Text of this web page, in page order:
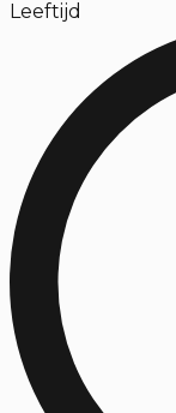
Leeftijd